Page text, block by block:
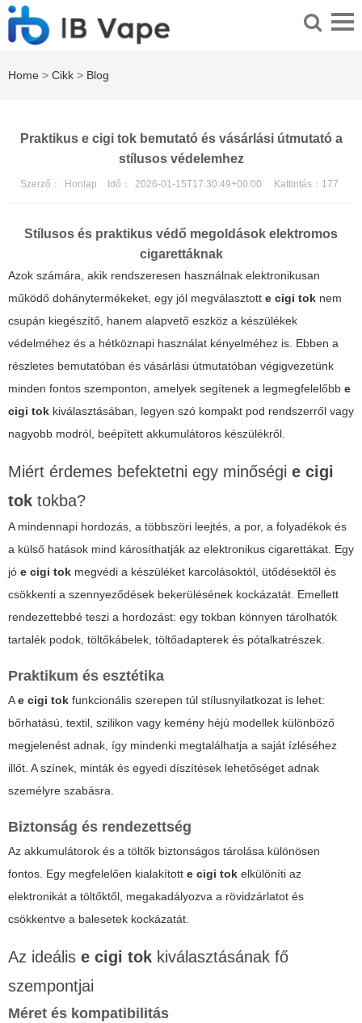
Home > Cikk > Blog
Praktikus e cigi tok bemutató és vásárlási útmutató a
stílusos védelemhez
Szerző： Honlap Idő： 2026-01-15T17:30:49+00:00 Kattintás： 177
Stílusos és praktikus védő megoldások elektromos
cigarettáknak
Azok számára, akik rendszeresen használnak elektronikusan
működő dohánytermékeket, egy jól megválasztott e cigi tok nem
csupán kiegészítő, hanem alapvető eszköz a készülékek
védelméhez és a hétköznapi használat kényelméhez is. Ebben a
részletes bemutatóban és vásárlási útmutatóban végigvezetünk
minden fontos szemponton, amelyek segítenek a legmegfelelőbb e
cigi tok kiválasztásában, legyen szó kompakt pod rendszerről vagy
nagyobb modról, beépített akkumulátoros készülékről.
Miért érdemes befektetni egy minőségi e cigi
tok tokba?
A mindennapi hordozás, a többszöri leejtés, a por, a folyadékok és
a külső hatások mind károsíthatják az elektronikus cigarettákat. Egy
jó e cigi tok megvédi a készüléket karcolásoktól, ütődésektől és
csökkenti a szennyeződések bekerülésének kockázatát. Emellett
rendezettebbé teszi a hordozást: egy tokban könnyen tárolhatók
tartalék podok, töltőkábelek, töltőadapterek és pótalkatrészek.
Praktikum és esztétika
Ae cigi tok funkcionális szerepen túl stílusnyilatkozat is lehet:
bőrhatású, textil, szilikon vagy kemény héjú modellek különböző
megjelenést adnak, így mindenki megtalálhatja a saját ízléséhez
illőt. A színek, minták és egyedi díszítések lehetőséget adnak
személyre szabásra.
Biztonság és rendezettség
Az akkumulátorok és a töltők biztonságos tárolása különösen
fontos. Egy megfelelően kialakított e cigi tok elkülöníti az
elektronikát a töltőktől, megakadályozva a rövidzárlatot és
csökkentve a balesetek kockázatát.
Az ideális e cigi tok kiválasztásának fő
szempontjai
Méret és kompatibilitás